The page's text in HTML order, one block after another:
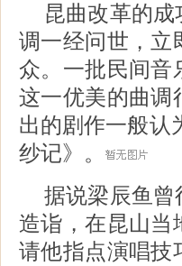
昆曲改革的
调一经问世，立
众。一批民间音
这一优美的曲调
出的剧作一般认
纱记》。
据说梁辰鱼
造诣，在昆山当
请他指点演唱技